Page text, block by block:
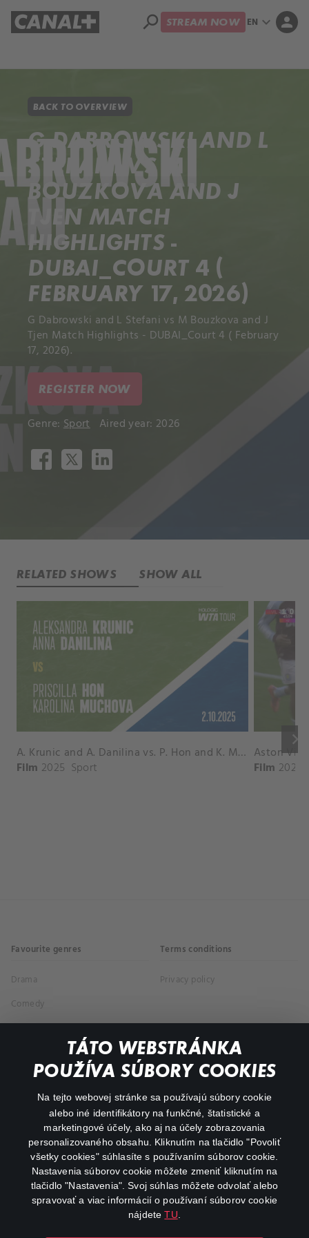
TÁTO WEBSTRÁNKA
POUŽÍVA SÚBORY COOKIES
Na tejto webovej stránke sa používajú súbory cookie
alebo iné identifikátory na funkčné, štatistické a
marketingové účely, ako aj na účely zobrazovania
personalizovaného obsahu. Kliknutím na tlačidlo "Povoliť
všetky cookies" súhlasíte s používaním súborov cookie.
Nastavenia súborov cookie môžete zmeniť kliknutím na
tlačidlo "Nastavenia". Svoj súhlas môžete odvolať alebo
spravovať a viac informácií o používaní súborov cookie
nájdeteTU
search STREAM NOW EN expand_more person
BACK TO OVERVIEW
G DABROWSKI AND L
STEFANI VS M
BOUZKOVA AND J
TJEN MATCH
HIGHLIGHTS -
DUBAI_COURT 4 (
FEBRUARY 17, 2026)
G Dabrowski and L Stefani vs M Bouzkova and J
Tjen Match Highlights - DUBAI_Court 4 ( February
17, 2026).
REGISTER NOW
Genre: Sport Aired year: 2026
RELATED SHOWS SHOW ALL
keyboard_arrow_right
A. Krunic and A. Danilina vs. P. Hon and K. Muchova Match Highlights - BEIJING_Capital Group Diamond ( October 02, 2025)
Film 2025 Sport Film 2026
Favourite genres
Drama
Comedy
Terms conditions
Privacy policy
My profile
Important links